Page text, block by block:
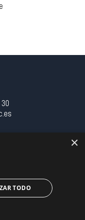
×
TODO